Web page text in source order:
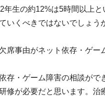
生の約12%は5時間以上と
いくべきではないでしょう
席事由がネット依存・ゲー
存・ゲーム障害の相談がで
修が必要だと思います。治